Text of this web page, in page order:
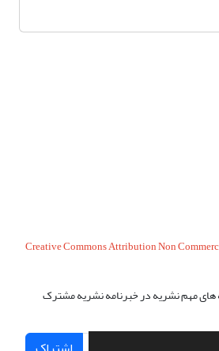
Creative Commons Attribution Non
های مهم نشریه در خبرنامه نشریه مشترک